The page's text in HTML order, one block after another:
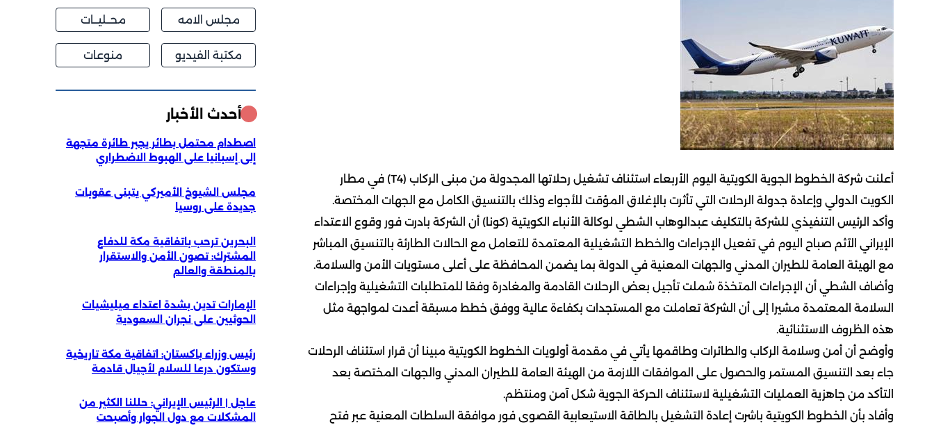
أعلنت شركة الخطوط الجوية الكويتية اليوم الأربعاء استئناف تشغيل رحلاتها المجدولة من مبنى الركاب (T4) في مطار
الكويت الدولي وإعادة جدولة الرحلات التي تأثرت بالإغلاق المؤقت للأجواء وذلك بالتنسيق الكامل مع الجهات المختصة.
وأكد الرئيس التنفيذي للشركة بالتكليف عبدالوهاب الشطي لوكالة الأنباء الكويتية (كونا) أن الشركة بادرت فور وقوع الاعتداء
الإيراني الآثم صباح اليوم في تفعيل الإجراءات والخطط التشغيلية المعتمدة للتعامل مع الحالات الطارئة بالتنسيق المباشر
مع الهيئة العامة للطيران المدني والجهات المعنية في الدولة بما يضمن المحافظة على أعلى مستويات الأمن والسلامة.
وأضاف الشطي أن الإجراءات المتخذة شملت تأجيل بعض الرحلات القادمة والمغادرة وفقا للمتطلبات التشغيلية وإجراءات
السلامة المعتمدة مشيرا إلى أن الشركة تعاملت مع المستجدات بكفاءة عالية ووفق خطط مسبقة أعدت لمواجهة مثل
هذه الظروف الاستثنائية.
وأوضح أن أمن وسلامة الركاب والطائرات وطاقمها يأتي في مقدمة أولويات الخطوط الكويتية مبينا أن قرار استئناف الرحلات
جاء بعد التنسيق المستمر والحصول على الموافقات اللازمة من الهيئة العامة للطيران المدني والجهات المختصة بعد
التأكد من جاهزية العمليات التشغيلية لاستئناف الحركة الجوية شكل آمن ومنتظم.
وأفاد بأن الخطوط الكويتية باشرت إعادة التشغيل بالطاقة الاستيعابية القصوى فور موافقة السلطات المعنية عبر فتح
مجلس الامه محــليــات
مكتبة الفيديو منوعات
أحدث الأخبار
اصطدام محتمل بطائر يجبر طائرة متجهة
إلى إسبانيا على الهبوط الاضطراري
مجلس الشيوخ الأميركي يتبنى عقوبات
جديدة على روسيا
البحرين ترحب باتفاقية مكة للدفاع
المشترك: تصون الأمن والاستقرار
بالمنطقة والعالم
الإمارات تدين بشدة اعتداء ميليشيات
الحوثيين على نجران السعودية
رئيس وزراء باكستان: اتفاقية مكة تاريخية
وستكون درعا للسلام لأجيال قادمة
عاجل | الرئيس الإيراني: حللنا الكثير من
المشكلات مع دول الجوار وأصبحت